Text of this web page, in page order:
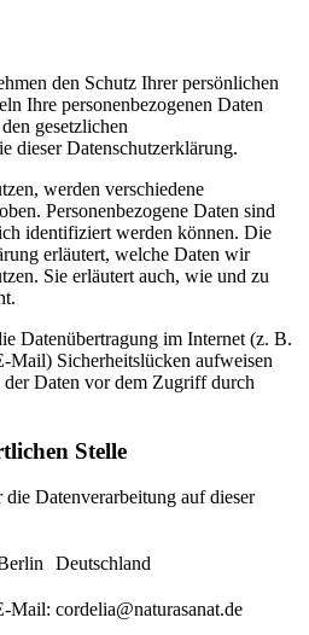
den Schutz Ihrer persönlichen
Ihre personenbezogenen Daten
gesetzlichen
dieser Datenschutzerklärung.
werden verschiedene
Personenbezogene Daten sind
identifiziert werden können. Die
erläutert, welche Daten wir
Sie erläutert auch, wie und zu
Datenübertragung im Internet (z. B.
Mail) Sicherheitslücken aufweisen
Daten vor dem Zugriff durch
Stelle
Datenverarbeitung auf dieser
Deutschland
cordelia@naturasanat.de